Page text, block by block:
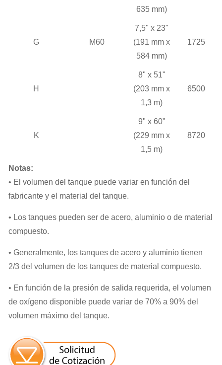
635 mm)
G M60
7,5" x 23"
(191 mm x
584 mm)
1725
H
8" x 51"
(203 mm x
1,3 m)
6500
K
9" x 60"
(229 mm x
1,5 m)
8720
Notas:
• El volumen del tanque puede variar en función del
fabricante y el material del tanque.
• Los tanques pueden ser de acero, aluminio o de material
compuesto.
• Generalmente, los tanques de acero y aluminio tienen
2/3 del volumen de los tanques de material compuesto.
• En función de la presión de salida requerida, el volumen
de oxígeno disponible puede variar de 70% a 90% del
volumen máximo del tanque.